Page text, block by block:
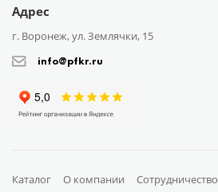
Адрес
г. Воронеж, ул. Землячки, 15
info@pfkr.ru
Каталог О компании Сотрудничество